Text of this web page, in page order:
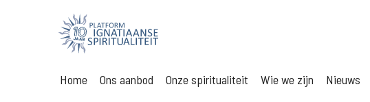
Home Ons aanbod Onze spiritualiteit Wie we zijn Nieuws